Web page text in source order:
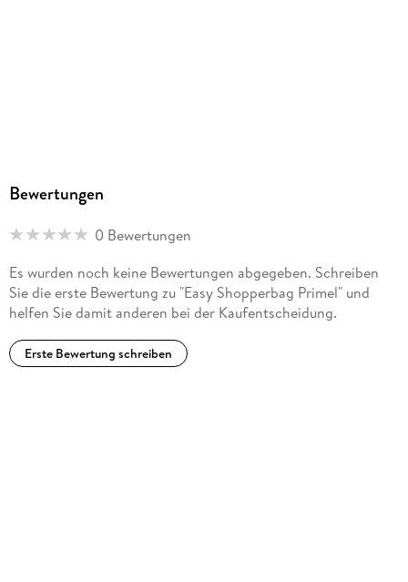
Bewertungen
0 Bewertungen
Es wurden noch keine Bewertungen abgegeben. Schreiben
Sie die erste Bewertung zu "Easy Shopperbag Primel" und
helfen Sie damit anderen bei der Kaufentscheidung.
Erste Bewertung schreiben